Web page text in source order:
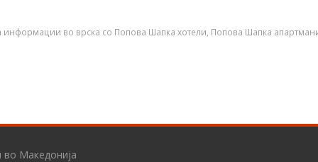
информации во врска со Попова Шапка хотели, Попова Шапка
во Македонија